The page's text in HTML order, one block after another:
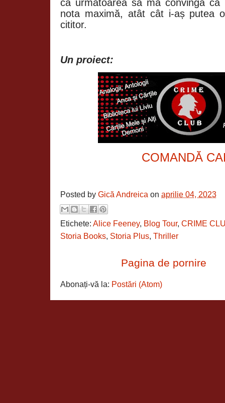
ca următoarea să mă convingă
nota maximă, atât cât i-aș putea
cititor.
Un proiect:
COMANDĂ
Posted by Gică Andreica on aprilie 04, 2023
Etichete: Alice Feeney, Blog Tour, CRIME
Storia Books, Storia Plus, Thriller
Pagina de pornire
Abonați-vă la: Postări (Atom)